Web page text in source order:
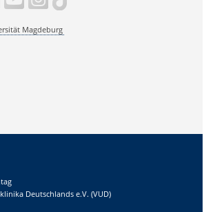
Magdeburg
Deutschlands e.V. (VUD)